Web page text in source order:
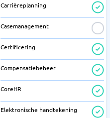
Carrièreplanning
Casemanagement
Certificering
Compensatiebeheer
CoreHR
Elektronische handtekening